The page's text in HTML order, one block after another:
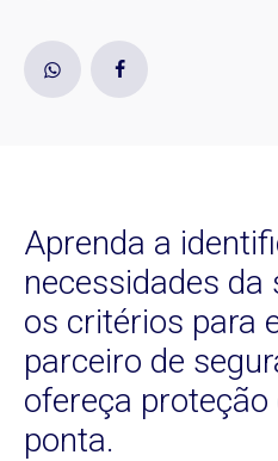
Aprenda a
necessidades da
os critérios para
parceiro de
ofereça proteção
ponta.